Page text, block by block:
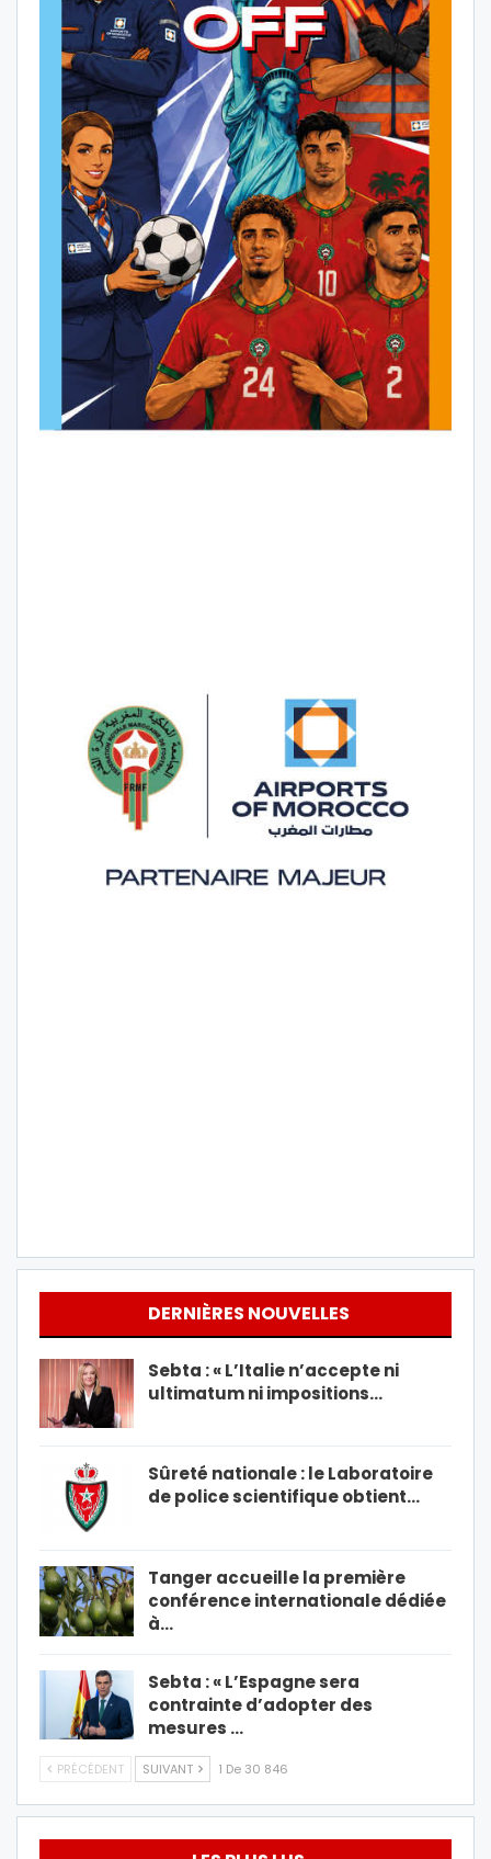
DERNIÈRES NOUVELLES
Sebta : « L’Italie n’accepte ni
ultimatum ni impositions…
Sûreté nationale : le Laboratoire
de police scientifique obtient…
Tanger accueille la première
conférence internationale dédiée
à…
Sebta : « L’Espagne sera
contrainte d’adopter des
mesures …
PRÉCÉDENT SUIVANT 1 De 30 846